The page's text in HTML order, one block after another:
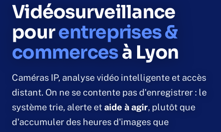
Alarme entrepôt & industrie
Télésurveillance 24/7
Vidéosurveillance
Caméra magasin & commerce
Vidéosurveillance
pourentreprises &
commercesà Lyon
Caméras IP, analyse vidéo intelligente et accès
distant. On ne se contente pas d'enregistrer : le
système trie, alerte etaide à agir, plutôt que
d'accumuler des heures d'images que